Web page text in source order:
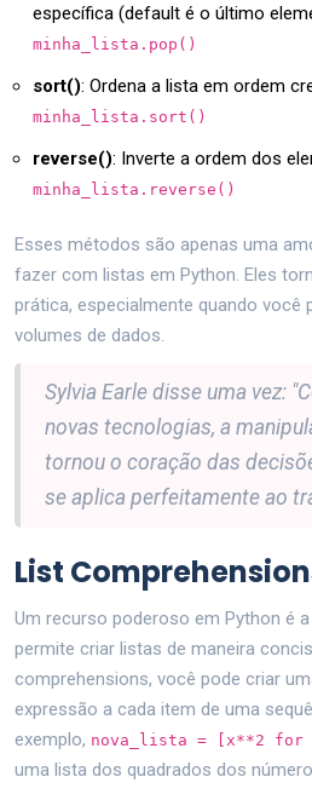
específica (default é o último
minha_lista.pop()
sort(): Ordena a lista em ordem
minha_lista.sort()
reverse(): Inverte a ordem dos
minha_lista.reverse()
Esses métodos são apenas uma
fazer com listas em Python. Eles
prática, especialmente quando você
volumes de dados.
Sylvia Earle disse uma vez:
novas tecnologias, a
tornou o coração das
se aplica perfeitamente ao
List
Um recurso poderoso em Python é a
permite criar listas de maneira
comprehensions, você pode criar
expressão a cada item de uma
exemplo, nova_lista = [x**2 for
uma lista dos quadrados dos